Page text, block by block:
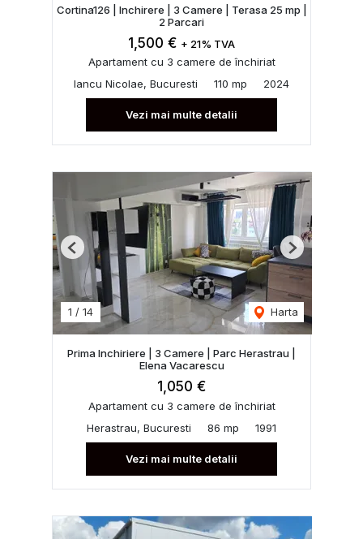
Cortina126 | Inchirere | 3 Camere | Terasa 25 mp |
2 Parcari
1,500 € + 21% TVA
Apartament cu 3 camere de închiriat
Iancu Nicolae, Bucuresti
110 mp 2024
Vezi mai multe detalii
1 / 14 Harta
Previous Next
Prima Inchiriere | 3 Camere | Parc Herastrau |
Elena Vacarescu
1,050 €
Apartament cu 3 camere de închiriat
Herastrau, Bucuresti
86 mp 1991
Vezi mai multe detalii